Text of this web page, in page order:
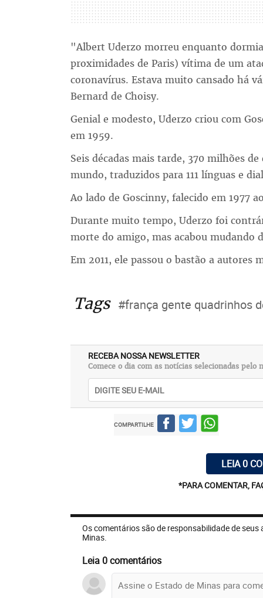
"Albert Uderzo morreu enquanto
proximidades de Paris) vítima de um
coronavírus. Estava muito cansado há
Bernard de Choisy.
Genial e modesto, Uderzo criou com
em 1959.
Seis décadas mais tarde, 370 milhões
mundo, traduzidos para 111 línguas e
Ao lado de Goscinny, falecido em 1977
Durante muito tempo, Uderzo foi
morte do amigo, mas acabou mudando
Em 2011, ele passou o bastão a
Tags #frança gente quadrinhos
RECEBA NOSSA NEWSLETTER
Comece o dia com as notícias selecionadas pelo
COMPARTILHE
LEIA 0
*PARA COMENTAR,
Os comentários são de responsabilidade de
Minas.
Leia 0 comentários